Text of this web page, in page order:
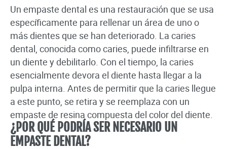
Un empaste dental es una restauración que se usa
específicamente para rellenar un área de uno o
más dientes que se han deteriorado. La caries
dental, conocida como caries, puede infiltrarse en
un diente y debilitarlo. Con el tiempo, la caries
esencialmente devora el diente hasta llegar a la
pulpa interna. Antes de permitir que la caries llegue
a este punto, se retira y se reemplaza con un
empaste de resina compuesta del color del diente.
¿POR QUÉ PODRÍA SER NECESARIO UN
EMPASTE DENTAL?